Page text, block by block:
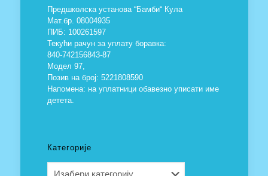
Предшколска установа “Бамби“ Кула
Мат.бр. 08004935
ПИБ: 100261597
Текући рачун за уплату боравка:
840-742156843-87
Модел 97,
Позив на број: 5221808590
Напомена: на уплатници обавезно уписати име
детета.
Категорије